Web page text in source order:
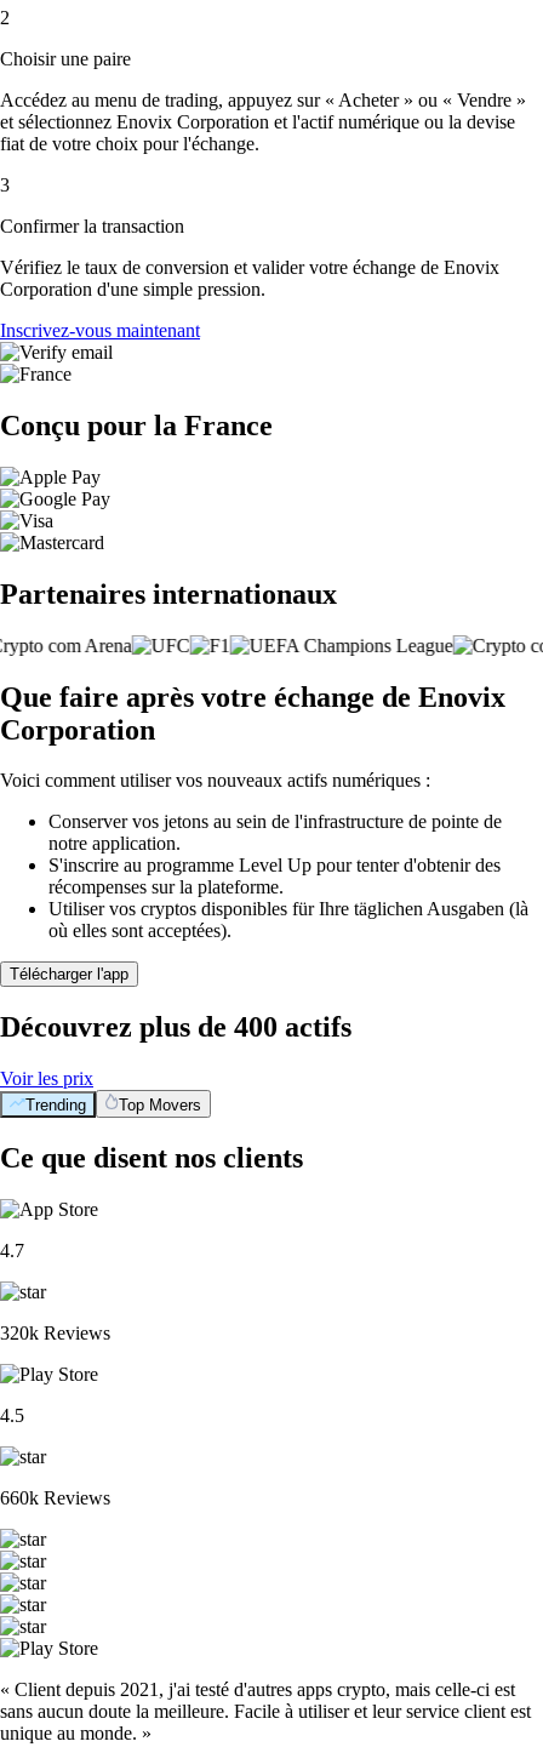
2
Choisir une paire
Accédez au menu de trading, appuyez sur « Acheter » ou « Vendre »
et sélectionnez Enovix Corporation et l'actif numérique ou la devise
fiat de votre choix pour l'échange.
3
Confirmer la transaction
Vérifiez le taux de conversion et valider votre échange de Enovix
Corporation d'une simple pression.
Inscrivez-vous maintenant
Conçu pour la France
Partenaires internationaux
Que faire après votre échange de Enovix
Corporation
Voici comment utiliser vos nouveaux actifs numériques :
Conserver vos jetons au sein de l'infrastructure de pointe de
notre application.
S'inscrire au programme Level Up pour tenter d'obtenir des
récompenses sur la plateforme.
Utiliser vos cryptos disponibles für Ihre täglichen Ausgaben (là
où elles sont acceptées).
Télécharger l'app
Découvrez plus de 400 actifs
Voir les prix
Trending Top Movers
Ce que disent nos clients
4.7
320k Reviews
4.5
660k Reviews
« Client depuis 2021, j'ai testé d'autres apps crypto, mais celle-ci est
sans aucun doute la meilleure. Facile à utiliser et leur service client est
unique au monde. »